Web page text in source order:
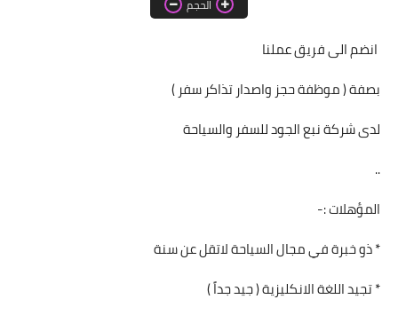
اخبار الطلبةالحجم
انضم الى فريق عملنا
بصفة ( موظفة حجز واصدار تذاكر سفر )
لدى شركة نبع الجود للسفر والسياحة
..
المؤهلات :-
* ذو خبرة في مجال السياحة لاتقل عن سنة
* تجيد اللغة الانكليزية ( جيد جداً )